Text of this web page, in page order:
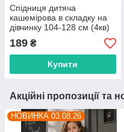
Спідниця дитяча
кашемірова в складку на
дівчинку 104-128 см (4кв)
"PELIN KIDS" недорого від
прямого постачальника
189 ₴
Купити
Акційні пропозиції та
НОВИНКА 03.08.26